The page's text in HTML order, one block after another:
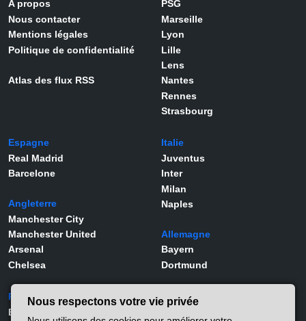
A propos
Nous contacter
Mentions légales
Politique de confidentialité
Atlas des flux RSS
PSG
Marseille
Lyon
Lille
Lens
Nantes
Rennes
Strasbourg
Espagne
Real Madrid
Barcelone
Angleterre
Manchester City
Manchester United
Arsenal
Chelsea
Italie
Juventus
Inter
Milan
Naples
Allemagne
Bayern
Dortmund
Portugal
Benfica
Joueurs
Nous respectons votre vie privée